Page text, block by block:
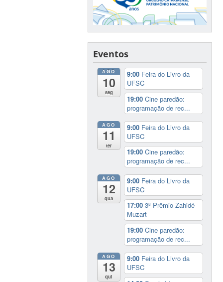
Eventos
AGO
10
seg
9:00 Feira do Livro da
UFSC
19:00Cine paredão:
programação de rec...
AGO
11
ter
9:00 Feira do Livro da
UFSC
19:00Cine paredão:
programação de rec...
AGO
12
qua
9:00 Feira do Livro da
UFSC
17:003º Prêmio Zahidé
Muzart
19:00Cine paredão:
programação de rec...
AGO
13
qui
9:00 Feira do Livro da
UFSC